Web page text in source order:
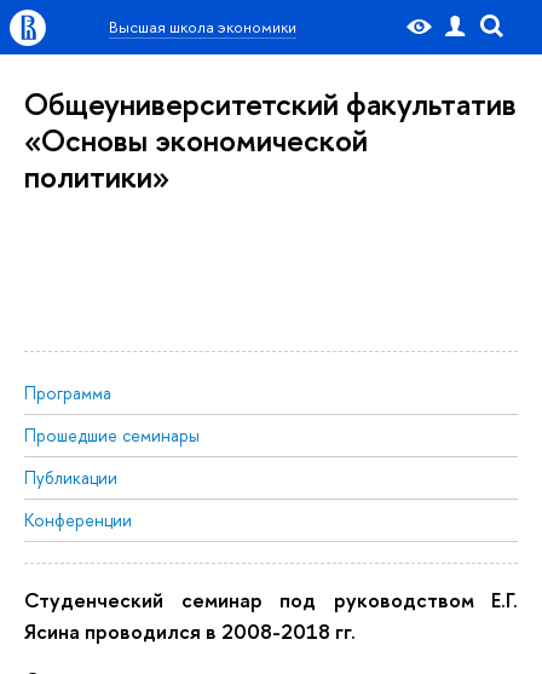
Высшая школа экономики
Общеуниверситетский факультатив
«Основы экономической
политики»
Программа
Прошедшие семинары
Публикации
Конференции
Студенческий семинар под руководством Е.Г.
Ясина проводился в 2008-2018 гг.